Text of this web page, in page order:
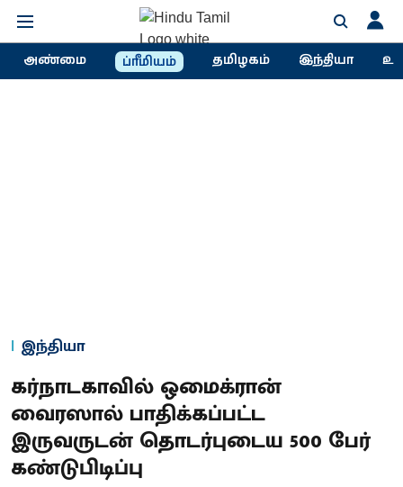
அண்மை ப்ரீமியம் தமிழகம் இந்தியா
இந்தியா
கர்நாடகாவில் ஒமைக்ரான்
வைரஸால் பாதிக்கப்பட்ட
இருவருடன் தொடர்புடைய 500 பேர்
கண்டுபிடிப்பு